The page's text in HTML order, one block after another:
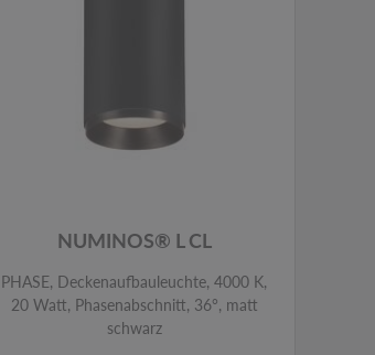
NUMINOS® L CL
PHASE, Deckenaufbauleuchte, 4000 K,
20 Watt, Phasenabschnitt, 36°, matt
schwarz